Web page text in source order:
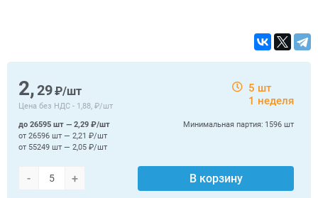
2,29₽/шт
Цена без НДС - 1,88, ₽/шт
5 шт
1 неделя
- + В корзину
Минимальная партия: 1596 шт
до 26595 шт — 2,29 ₽/шт
от 26596 шт — 2,21 ₽/шт
от 55249 шт — 2,05 ₽/шт